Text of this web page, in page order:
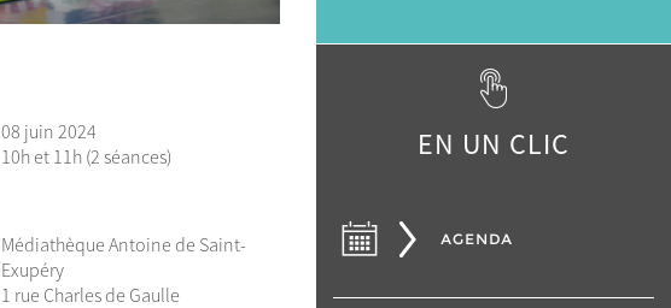
08 juin 2024
10h et 11h (2 séances)
Médiathèque Antoine de Saint-
Exupéry
1 rue Charles de Gaulle
EN UN CLIC
AGENDA